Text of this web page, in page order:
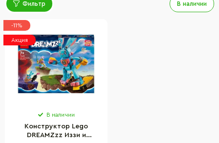
Фильтр В наличии
-11%
Акция
В наличии
Конструктор Lego
DREAMZzz Иззи и